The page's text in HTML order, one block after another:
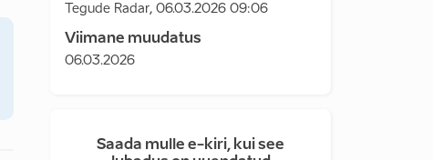
Tegude Radar, 06.03.2026 09:06
Viimane muudatus
06.03.2026
Saada mulle e-kiri, kui see